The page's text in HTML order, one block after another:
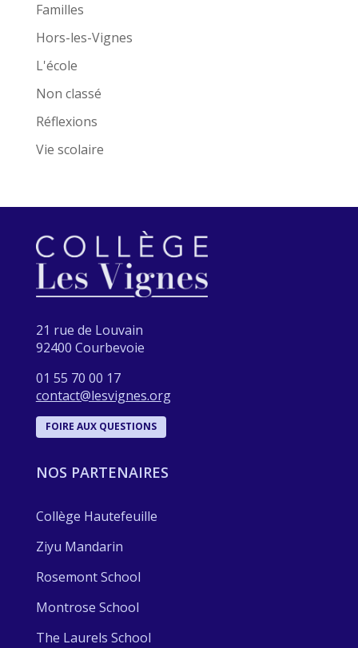
Familles
Hors-les-Vignes
L'école
Non classé
Réflexions
Vie scolaire
21 rue de Louvain
92400 Courbevoie
01 55 70 00 17
contact@lesvignes.org
FOIRE AUX QUESTIONS
NOS PARTENAIRES
Collège Hautefeuille
Ziyu Mandarin
Rosemont School
Montrose School
The Laurels School